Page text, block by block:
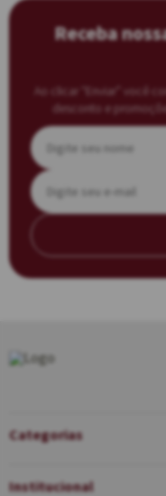
Receba
Ao clicar “Enviar” você
desconto e
Categorias
Institucional